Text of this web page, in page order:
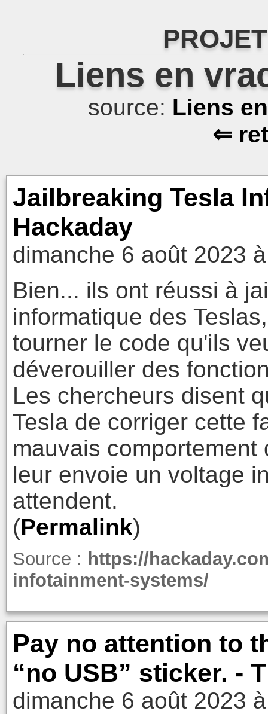
Liens en
source: Liens
⇐
Jailbreaking Tesla
Hackaday
dimanche 6 août 2023
Bien... ils ont réussi à
informatique des
tourner le code qu'ils
déverouiller des
Les chercheurs disent
Tesla de corriger cette
mauvais
leur envoie un voltage
attendent.
(Permalink)
Source : https://
infotainment-systems/
Pay no attention to
“no USB” sticker. -
dimanche 6 août 2023